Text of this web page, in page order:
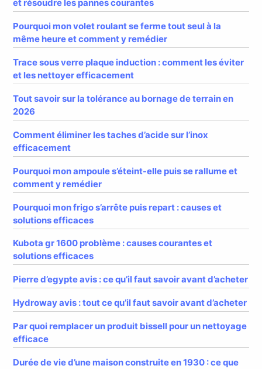
et résoudre les pannes courantes
Pourquoi mon volet roulant se ferme tout seul à la
même heure et comment y remédier
Trace sous verre plaque induction : comment les éviter
et les nettoyer efficacement
Tout savoir sur la tolérance au bornage de terrain en
2026
Comment éliminer les taches d’acide sur l’inox
efficacement
Pourquoi mon ampoule s’éteint-elle puis se rallume et
comment y remédier
Pourquoi mon frigo s’arrête puis repart : causes et
solutions efficaces
Kubota gr 1600 problème : causes courantes et
solutions efficaces
Pierre d’egypte avis : ce qu’il faut savoir avant d’acheter
Hydroway avis : tout ce qu’il faut savoir avant d’acheter
Par quoi remplacer un produit bissell pour un nettoyage
efficace
Durée de vie d’une maison construite en 1930 : ce que